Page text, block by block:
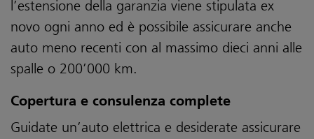
l’estensione della garanzia viene stipulata ex
novo ogni anno ed è possibile assicurare anche
auto meno recenti con al massimo dieci anni alle
spalle o 200’000 km.
Copertura e consulenza complete
Guidate un’auto elettrica e desiderate assicurare